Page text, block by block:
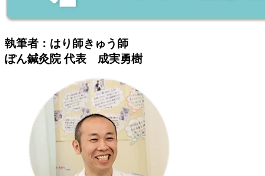
執筆者：はり師きゅう師
ぽん鍼灸院 代表 成実勇樹